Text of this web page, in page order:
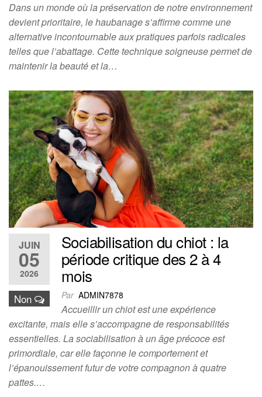
Dans un monde où la préservation de notre environnement
devient prioritaire, le haubanage s’affirme comme une
alternative incontournable aux pratiques parfois radicales
telles que l’abattage. Cette technique soigneuse permet de
maintenir la beauté et la…
JUIN
05
2026
Non
Sociabilisation du chiot : la
période critique des 2 à 4
mois
Par ADMIN7878
Accueillir un chiot est une expérience
excitante, mais elle s’accompagne de responsabilités
essentielles. La sociabilisation à un âge précoce est
primordiale, car elle façonne le comportement et
l’épanouissement futur de votre compagnon à quatre
pattes.…